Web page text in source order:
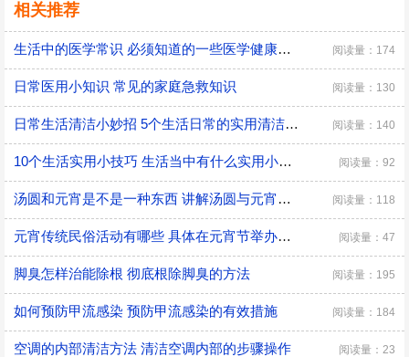
相关推荐
生活中的医学常识 必须知道的一些医学健康小常识 阅读量：174
日常医用小知识 常见的家庭急救知识 阅读量：130
日常生活清洁小妙招 5个生活日常的实用清洁小技巧 阅读量：140
10个生活实用小技巧 生活当中有什么实用小技巧 阅读量：92
汤圆和元宵是不是一种东西 讲解汤圆与元宵的区别 阅读量：118
元宵传统民俗活动有哪些 具体在元宵节举办的传统民俗活动 阅读量：47
脚臭怎样治能除根 彻底根除脚臭的方法 阅读量：195
如何预防甲流感染 预防甲流感染的有效措施 阅读量：184
空调的内部清洁方法 清洁空调内部的步骤操作 阅读量：23